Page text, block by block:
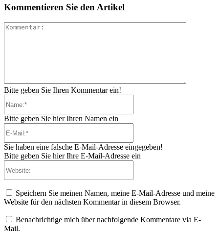
Kommentieren Sie den Artikel
Bitte geben Sie Ihren Kommentar ein!
Bitte geben Sie hier Ihren Namen ein
Sie haben eine falsche E-Mail-Adresse eingegeben!
Bitte geben Sie hier Ihre E-Mail-Adresse ein
Speichern Sie meinen Namen, meine E-Mail-Adresse und meine
Website für den nächsten Kommentar in diesem Browser.
Benachrichtige mich über nachfolgende Kommentare via E-
Mail.